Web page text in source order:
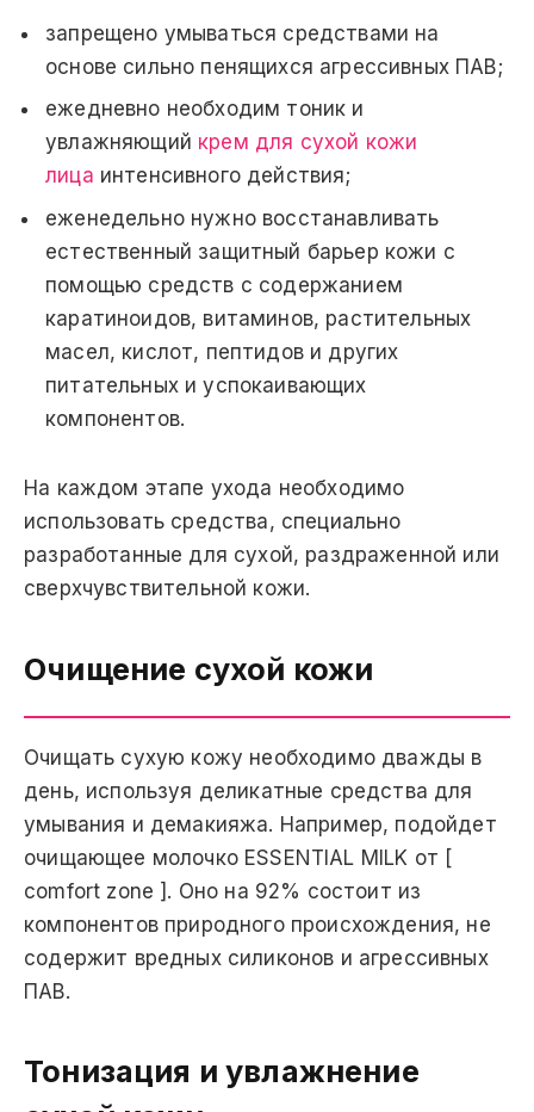
запрещено умываться средствами на
основе сильно пенящихся агрессивных ПАВ;
ежедневно необходим тоник и
увлажняющий крем для сухой кожи
лица интенсивного действия;
еженедельно нужно восстанавливать
естественный защитный барьер кожи с
помощью средств с содержанием
каратиноидов, витаминов, растительных
масел, кислот, пептидов и других
питательных и успокаивающих
компонентов.
На каждом этапе ухода необходимо
использовать средства, специально
разработанные для сухой, раздраженной или
сверхчувствительной кожи.
Очищение сухой кожи
Очищать сухую кожу необходимо дважды в
день, используя деликатные средства для
умывания и демакияжа. Например, подойдет
очищающее молочко ESSENTIAL MILK от [
comfort zone ]. Оно на 92% состоит из
компонентов природного происхождения, не
содержит вредных силиконов и агрессивных
ПАВ.
Тонизация и увлажнение